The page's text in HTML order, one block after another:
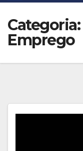
Categoria:
Emprego